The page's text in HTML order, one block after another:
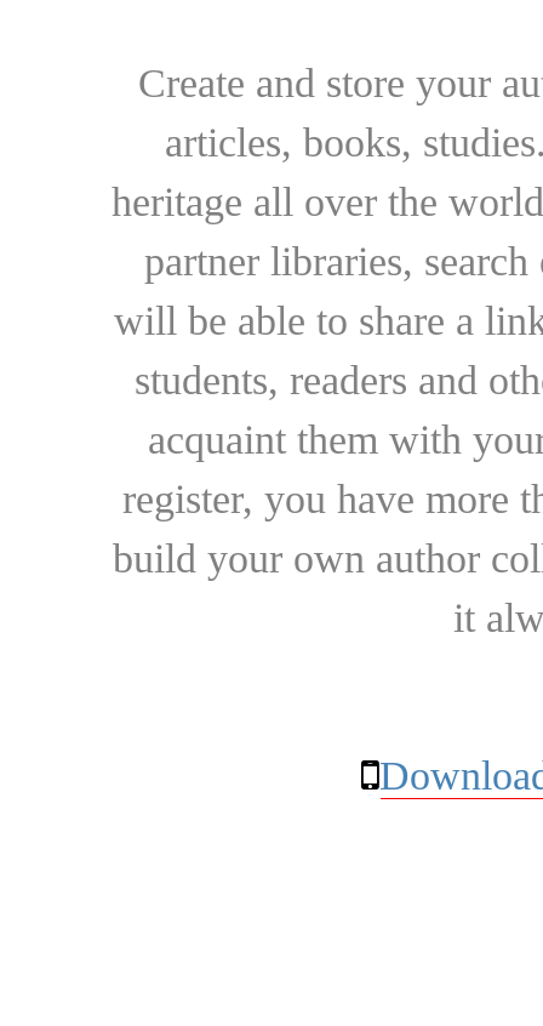
Create and store your
articles, books,
heritage all over the
partner libraries,
will be able to share a
students, readers and
acquaint them with
register, you have more
build your own author
it